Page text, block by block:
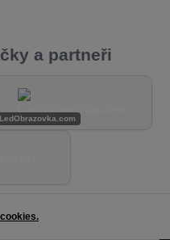
a partneři
LedObrazovka.com